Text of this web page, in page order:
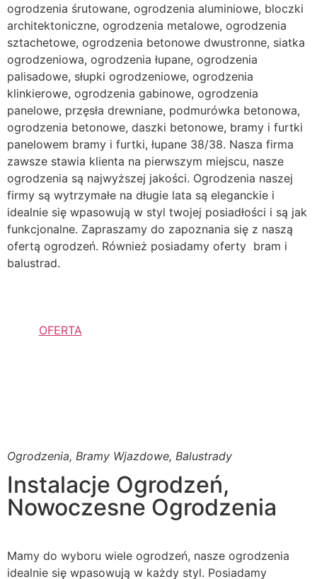
ogrodzenia śrutowane, ogrodzenia aluminiowe, bloczki
architektoniczne, ogrodzenia metalowe, ogrodzenia
sztachetowe, ogrodzenia betonowe dwustronne, siatka
ogrodzeniowa, ogrodzenia łupane, ogrodzenia
palisadowe, słupki ogrodzeniowe, ogrodzenia
klinkierowe, ogrodzenia gabinowe, ogrodzenia
panelowe, przęsła drewniane, podmurówka betonowa,
ogrodzenia betonowe, daszki betonowe, bramy i furtki
panelowem bramy i furtki, łupane 38/38. Nasza firma
zawsze stawia klienta na pierwszym miejscu, nasze
ogrodzenia są najwyższej jakości. Ogrodzenia naszej
firmy są wytrzymałe na długie lata są eleganckie i
idealnie się wpasowują w styl twojej posiadłości i są jak
funkcjonalne. Zapraszamy do zapoznania się z naszą
ofertą ogrodzeń. Również posiadamy oferty bram i
balustrad.
OFERTA
Ogrodzenia, Bramy Wjazdowe, Balustrady
Instalacje Ogrodzeń,
Nowoczesne Ogrodzenia
Mamy do wyboru wiele ogrodzeń, nasze ogrodzenia
idealnie się wpasowują w każdy styl. Posiadamy